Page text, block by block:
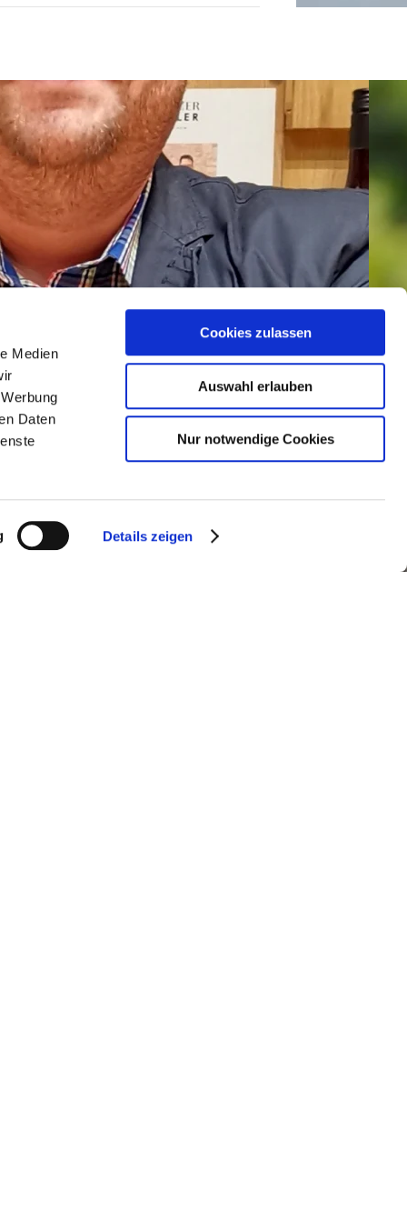
Medien
Daten
Details zeigen
Cookies zulassen
Auswahl erlauben
Nur notwendige Cookies